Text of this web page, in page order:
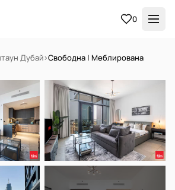
0
Дубай›Свободна | Меблирована
к заселению